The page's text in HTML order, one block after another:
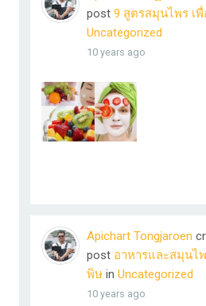
post 9 สูตรสมุนไพร เ
Uncategorized
10 years ago
Apichart Tongjaroen
post อาหารและสมุนไ
พิษin Uncategorized
10 years ago